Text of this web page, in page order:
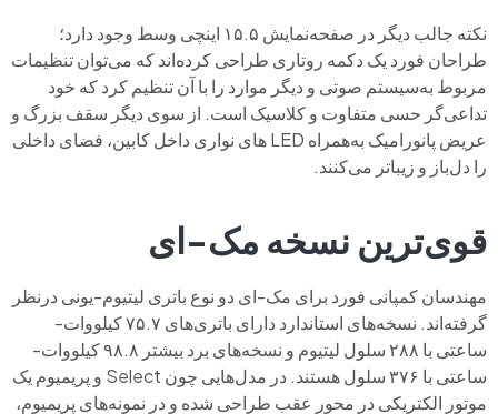
نکته جالب دیگر در صفحه‌نمایش ۱۵.۵ اینچی وسط وجود دارد؛
طراحان فورد یک دکمه روتاری طراحی کرده‌اند که می‌توان تنظیمات
مربوط به‌سیستم صوتی و دیگر موارد را با آن تنظیم کرد که خود
تداعی‌گر حسی متفاوت و کلاسیک است. از سوی دیگر سقف بزرگ و
عریض پانورامیک به‌همراه LED های نواری داخل کابین، فضای داخلی
را دل‌باز و زیباتر می‌کنند.
قوی‌ترین نسخه مک-ای
مهندسان کمپانی فورد برای مک-ای دو نوع باتری لیتیوم-یونی درنظر
گرفته‌اند. نسخه‌های استاندارد دارای باتری‌های ۷۵.۷ کیلووات-
ساعتی با ۲۸۸ سلول لیتیوم و نسخه‌های برد بیشتر ۹۸.۸ کیلووات-
ساعتی با ۳۷۶ سلول هستند. در مدل‌هایی چون Select و پریمیوم یک
موتور الکتریکی در محور عقب طراحی شده و در نمونه‌های پریمیوم،